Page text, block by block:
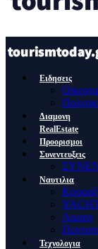
Ειδησεις
Διαμονη
RealEstate
Προορισμοι
Συνεντευξεις
Ναυτιλια
Λιμανι
Τεχνολογια